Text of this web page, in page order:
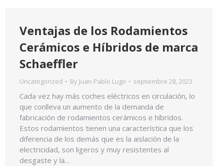
Ventajas de los Rodamientos
Cerámicos e Híbridos de marca
Schaeffler
Uncategorized By Juan Pablo Lugo septiembre 28, 2023
Cada vez hay más coches eléctricos en circulación, lo
que conlleva un aumento de la demanda de
fabricación de rodamientos cerámicos e híbridos.
Estos rodamientos tienen una característica que los
diferencia de los demás que es la aislación de la
electricidad, son ligeros y muy resistentes al
desgaste y la…